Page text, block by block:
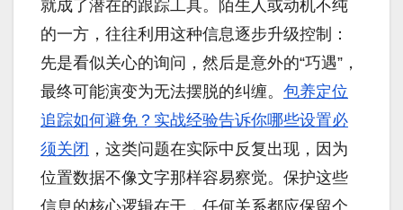
就成了潜在的跟踪工具。陌生人或动机不纯
的一方，往往利用这种信息逐步升级控制：
先是看似关心的询问，然后是意外的“巧遇”，
最终可能演变为无法摆脱的纠缠。 包养定位
追踪如何避免？实战经验告诉你哪些设置必
须关闭 ，这类问题在实际中反复出现，因为
位置数据不像文字那样容易察觉。保护这些